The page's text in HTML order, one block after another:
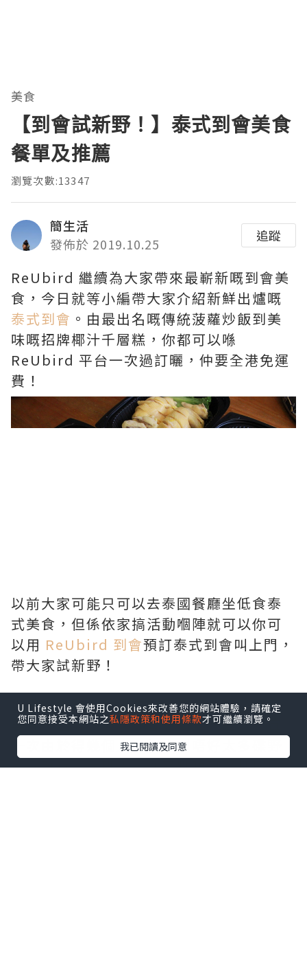
美食
【到會試新野！】泰式到會美食
餐單及推薦
瀏覽次數:13347
簡生活
發佈於 2019.10.25
追蹤
ReUbird 繼續為大家帶來最嶄新嘅到會美
食，今日就等小編帶大家介紹新鮮出爐嘅
泰式到會 。由最出名嘅傳統菠蘿炒飯到美
味嘅招牌椰汁千層糕，你都可以喺
ReUbird 平台一次過訂曬，仲要全港免運
費！
以前大家可能只可以去泰國餐廳坐低食泰
式美食，但係依家搞活動嗰陣就可以你可
以用 ReUbird 到會預訂泰式到會叫上門，
帶大家試新野！
U Lifestyle 會使用Cookies來改善您的網站體驗，請確定
您同意接受本網站之私隱政策和使用條款才可繼續瀏覽。
我已閱讀及同意